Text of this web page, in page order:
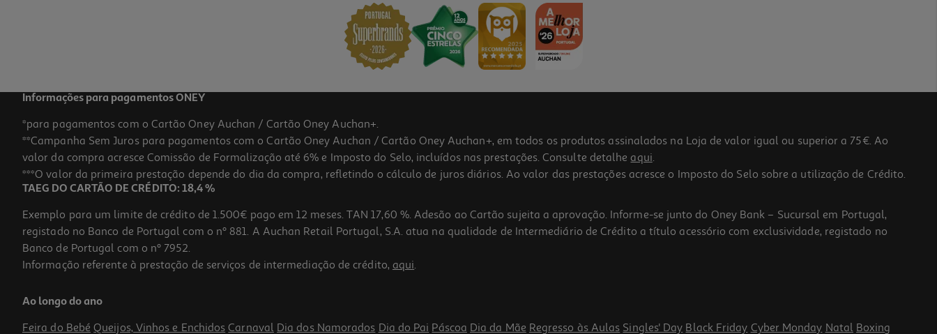
21.89 €/un
Informações para pagamentos ONEY
*para pagamentos com o Cartão Oney Auchan / Cartão Oney Auchan+.
**Campanha Sem Juros para pagamentos com o Cartão Oney Auchan / Cartão Oney Auchan+, em todos os produtos assinalados na Loja de valor igual ou superior a 75€. Ao
valor da compra acresce Comissão de Formalização até 6% e Imposto do Selo, incluídos nas prestações. Consulte detalhe aqui.
***O valor da primeira prestação depende do dia da compra, refletindo o cálculo de juros diários. Ao valor das prestações acresce o Imposto do Selo sobre a utilização de Crédito.
TAEG DO CARTÃO DE CRÉDITO: 18,4 %
Exemplo para um limite de crédito de 1.500€ pago em 12 meses. TAN 17,60 %. Adesão ao Cartão sujeita a aprovação. Informe-se junto do Oney Bank – Sucursal em Portugal,
registado no Banco de Portugal com o nº 881. A Auchan Retail Portugal, S.A. atua na qualidade de Intermediário de Crédito a título acessório com exclusividade, registado no
Banco de Portugal com o nº 7952.
Informação referente à prestação de serviços de intermediação de crédito, aqui.
Ao longo do ano
Feira do Bebé Queijos, Vinhos e Enchidos Carnaval Dia dos Namorados Dia do Pai Páscoa Dia da Mãe Regresso às Aulas Singles' Day Black Friday Cyber Monday Natal Boxing